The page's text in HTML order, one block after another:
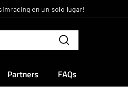
en un solo lugar!
Buscar
Partners FAQs